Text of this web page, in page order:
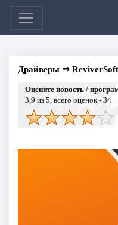
Драйверы⇒
Оцените новость /
3,9 из 5, всего оценок - 34